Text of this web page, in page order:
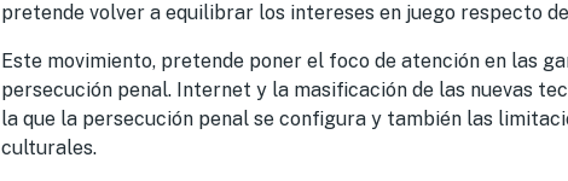
pretende volver a equilibrar los intereses en juego respecto
Este movimiento, pretende poner el foco de atención en las
persecución penal. Internet y la masificación de las nuevas
la que la persecución penal se configura y también las
culturales.